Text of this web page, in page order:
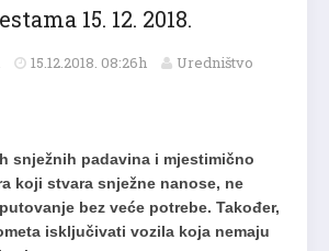
15. 12. 2018.
15.12.2018. 08:26h Uredništvo
snježnih padavina i mjestimično
koji stvara snježne nanose, ne
bez veće potrebe. Također,
isključivati vozila koja nemaju